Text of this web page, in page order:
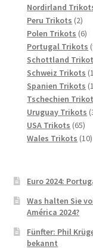
Nordirland
Peru Trikots 22
Polen Trikots 66
Portugal Trikots
Schottland
Schweiz Trikots
Spanien Trikots
Tschechien
Uruguay Trikots
USA Trikots 6565
Wales Trikots 1010
Euro 2024:
Was halten Sie
América 2024?
Fünfter: Phil
bekannt